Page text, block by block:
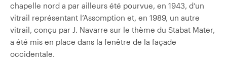
chapelle nord a par ailleurs été pourvue, en 1943, d’un
vitrail représentant l’Assomption et, en 1989, un autre
vitrail, conçu par J. Navarre sur le thème du Stabat Mater,
a été mis en place dans la fenêtre de la façade
occidentale.